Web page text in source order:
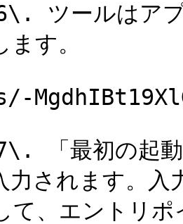
ツールはアプ
す。
最初の起動
力されます。
て、エントリ